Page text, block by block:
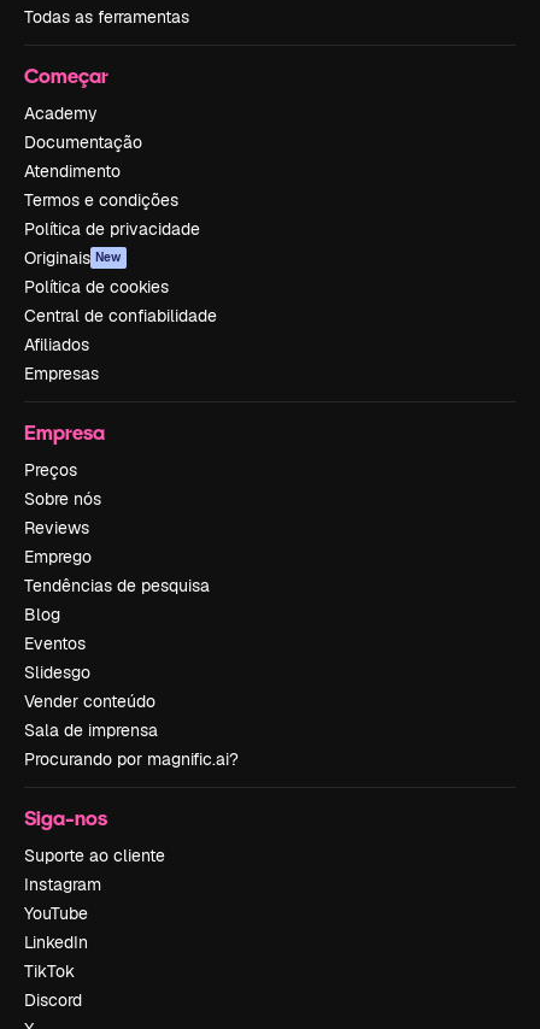
Todas as ferramentas
Começar
Academy
Documentação
Atendimento
Termos e condições
Política de privacidade
Originais New
Política de cookies
Central de confiabilidade
Afiliados
Empresas
Empresa
Preços
Sobre nós
Reviews
Emprego
Tendências de pesquisa
Blog
Eventos
Slidesgo
Vender conteúdo
Sala de imprensa
Procurando por magnific.ai?
Siga-nos
Suporte ao cliente
Instagram
YouTube
LinkedIn
TikTok
Discord